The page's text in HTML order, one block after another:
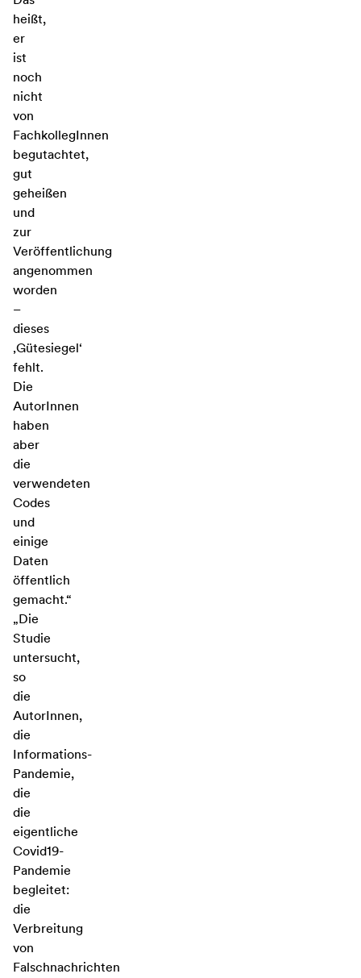
heißt,
er
ist
noch
nicht
von
FachkollegInnen
begutachtet,
gut
geheißen
und
zur
Veröffentlichung
angenommen
worden
–
dieses
‚Gütesiegel‘
fehlt.
Die
AutorInnen
haben
aber
die
verwendeten
Codes
und
einige
Daten
öffentlich
gemacht.“
„Die
Studie
untersucht,
so
die
AutorInnen,
die
Informations-
Pandemie,
die
die
eigentliche
Covid19-
Pandemie
begleitet:
die
Verbreitung
von
Falschnachrichten